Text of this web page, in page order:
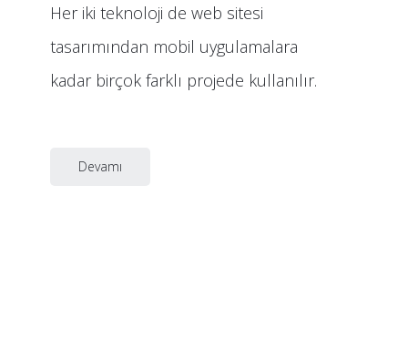
Her iki teknoloji de web sitesi
tasarımından mobil uygulamalara
kadar birçok farklı projede kullanılır.
Devamı